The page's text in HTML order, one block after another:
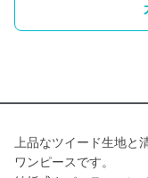
上品なツイード生地
ワンピースです。